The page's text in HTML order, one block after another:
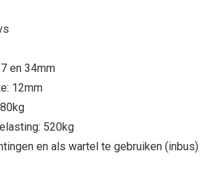
en 34mm
12mm
520kg
en als wartel te gebruiken (inbus)